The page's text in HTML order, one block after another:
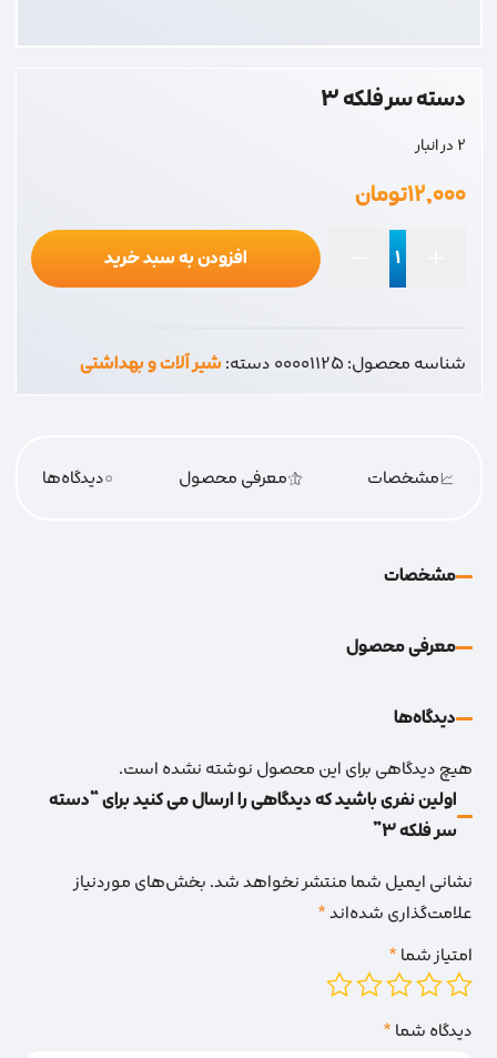
دسته سر فلکه 3
2 در انبار
۱۲,۰۰۰تومان
3
افزودن به سبد خرید
شناسه محصول:00001125دسته:شیر آلات و بهداشتی
مشخصات معرفی محصول 0دیدگاه‌‌ها
مشخصات
معرفی محصول
دیدگاه‌‌ها
هیچ دیدگاهی برای این محصول نوشته نشده است.
اولین نفری باشید که دیدگاهی را ارسال می کنید برای “دسته
سر فلکه 3”
نشانی ایمیل شما منتشر نخواهد شد.بخش‌های موردنیاز
علامت‌گذاری شده‌اند*
امتیاز شما*
دیدگاه شما*